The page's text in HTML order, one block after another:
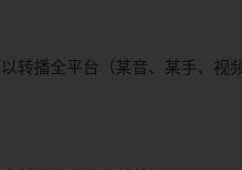
转播全平台（某音、某手、